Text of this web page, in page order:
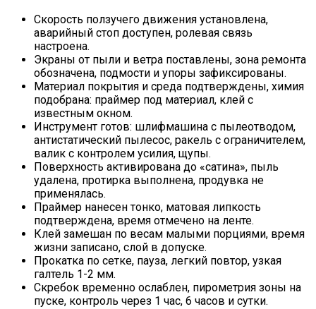
Скорость ползучего движения установлена,
аварийный стоп доступен, ролевая связь
настроена.
Экраны от пыли и ветра поставлены, зона ремонта
обозначена, подмости и упоры зафиксированы.
Материал покрытия и среда подтверждены, химия
подобрана: праймер под материал, клей с
известным окном.
Инструмент готов: шлифмашина с пылеотводом,
антистатический пылесос, ракель с ограничителем,
валик с контролем усилия, щупы.
Поверхность активирована до «сатина», пыль
удалена, протирка выполнена, продувка не
применялась.
Праймер нанесен тонко, матовая липкость
подтверждена, время отмечено на ленте.
Клей замешан по весам малыми порциями, время
жизни записано, слой в допуске.
Прокатка по сетке, пауза, легкий повтор, узкая
галтель 1-2 мм.
Скребок временно ослаблен, пирометрия зоны на
пуске, контроль через 1 час, 6 часов и сутки.